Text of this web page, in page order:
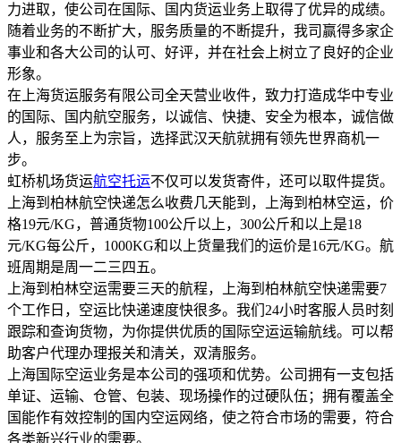
力进取，使公司在国际、国内货运业务上取得了优异的成绩。
随着业务的不断扩大，服务质量的不断提升，我司赢得多家企
事业和各大公司的认可、好评，并在社会上树立了良好的企业
形象。
在上海货运服务有限公司全天营业收件，致力打造成华中专业
的国际、国内航空服务，以诚信、快捷、安全为根本，诚信做
人，服务至上为宗旨，选择武汉天航就拥有领先世界商机一
步。
虹桥机场货运航空托运不仅可以发货寄件，还可以取件提货。
上海到柏林航空快递怎么收费几天能到，上海到柏林空运，价
格19元/KG，普通货物100公斤以上，300公斤和以上是18
元/KG每公斤，1000KG和以上货量我们的运价是16元/KG。航
班周期是周一二三四五。
上海到柏林空运需要三天的航程，上海到柏林航空快递需要7
个工作日，空运比快递速度快很多。我们24小时客服人员时刻
跟踪和查询货物，为你提供优质的国际空运运输航线。可以帮
助客户代理办理报关和清关，双清服务。
上海国际空运业务是本公司的强项和优势。公司拥有一支包括
单证、运输、仓管、包装、现场操作的过硬队伍；拥有覆盖全
国能作有效控制的国内空运网络，使之符合市场的需要，符合
各类新兴行业的需要。